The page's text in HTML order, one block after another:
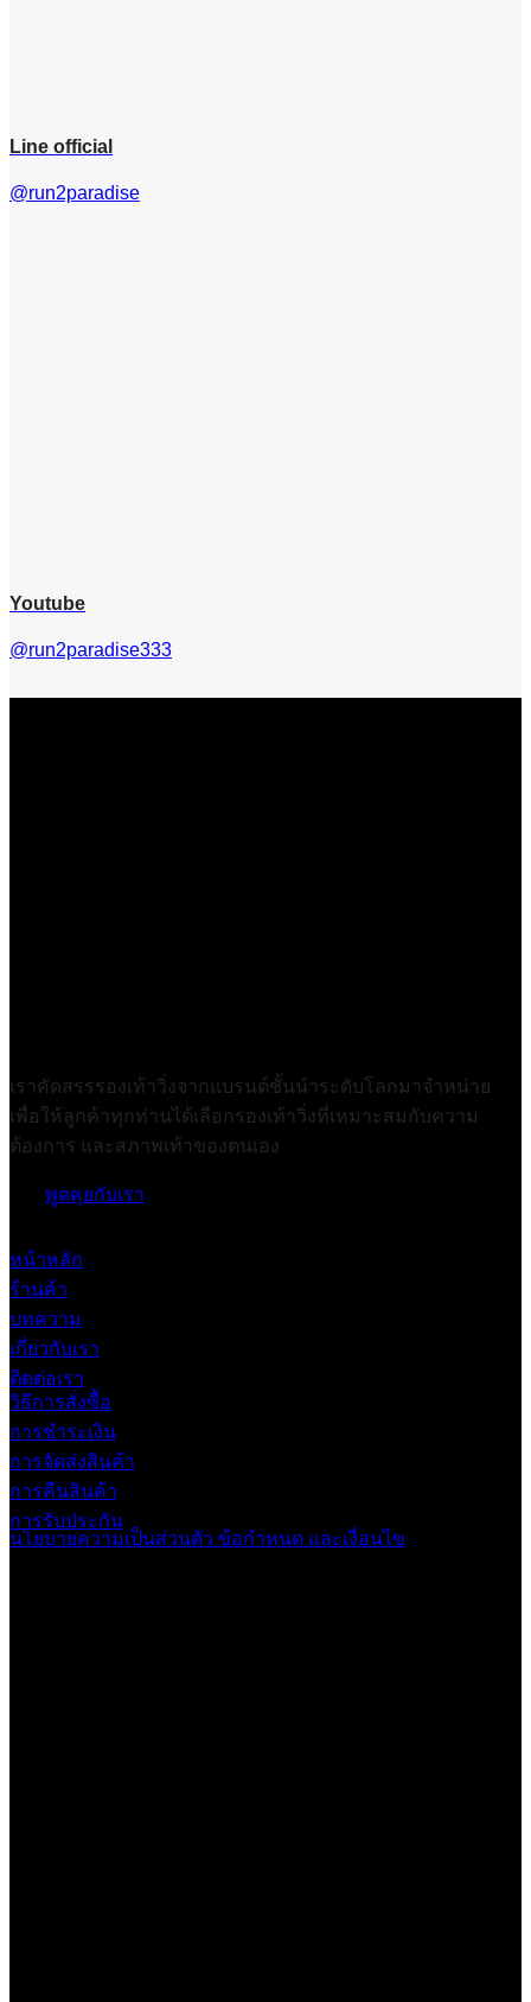
Line official
@run2paradise
Youtube
@run2paradise333
เราคัดสรรรองเท้าวิ่งจากแบรนด์ชั้นนำระดับโลกมาจำหน่าย
เพื่อให้ลูกค้าทุกท่านได้เลือกรองเท้าวิ่งที่เหมาะสมกับความ
ต้องการ และสภาพเท้าของตนเอง
พูดคุยกับเรา
หน้าหลัก
ร้านค้า
บทความ
เกี่ยวกับเรา
ติดต่อเรา
วิธีการสั่งซื้อ
การชำระเงิน
การจัดส่งสินค้า
การคืนสินค้า
การรับประกัน
นโยบายความเป็นส่วนตัว ข้อกำหนด และเงื่อนไข